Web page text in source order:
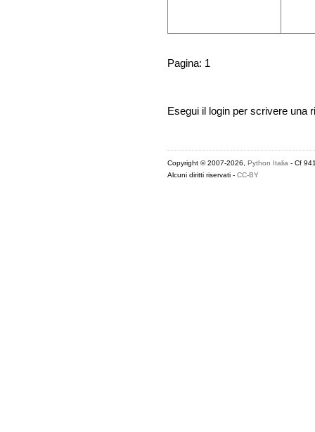
Pagina: 1
Esegui il login per scrivere una
Copyright © 2007-2026, Python Italia- Cf
Alcuni diritti riservati - CC-BY